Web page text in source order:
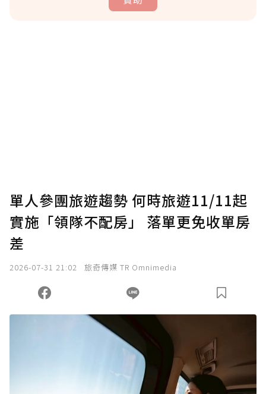
確認送出
您當前剩餘 U 利點數：0點；前往 購買點數
單人參團旅遊趨勢 何時旅遊11/11起
實施「領隊不配房」 落單更免收單房
差
2026-07-31 21:02 旅奇傳媒 TR Omnimedia